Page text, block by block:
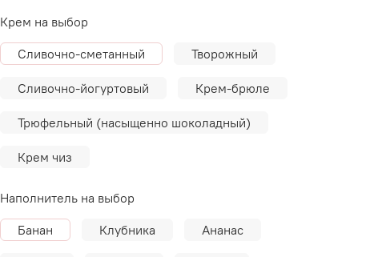
Крем на выбор
Сливочно-сметанный
Творожный
Сливочно-йогуртовый Крем-брюле
Трюфельный (насыщенно шоколадный)
Крем чиз
Наполнитель на выбор
Банан
Клубника Ананас